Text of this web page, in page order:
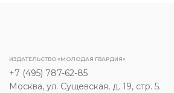
ИЗДАТЕЛЬСТВО «МОЛОДАЯ ГВАРДИЯ»
+7 (495) 787-62-85
Москва, ул. Сущевская, д. 19, стр. 5.